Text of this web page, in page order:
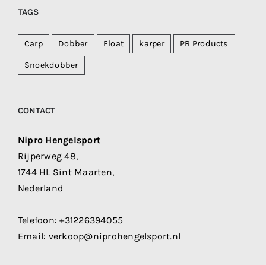
TAGS
Carp Dobber Float karper PB Products
Snoekdobber
CONTACT
Nipro Hengelsport
Rijperweg 48,
1744 HL Sint Maarten,
Nederland
Telefoon:+31226394055
Email: verkoop@niprohengelsport.nl